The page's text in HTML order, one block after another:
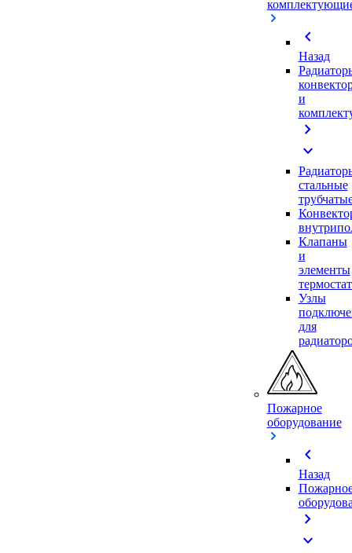
chevron_left
Назад
и
chevron_right
expand_more
стальные
Клапаны
и
элементы
Узлы
для
Пожарное
оборудование
chevron_left
Назад
chevron_right
expand_more